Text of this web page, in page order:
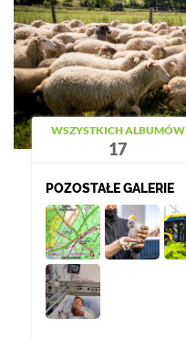
WSZYSTKICH ALBUMÓW
17
POZOSTAŁE GALERIE